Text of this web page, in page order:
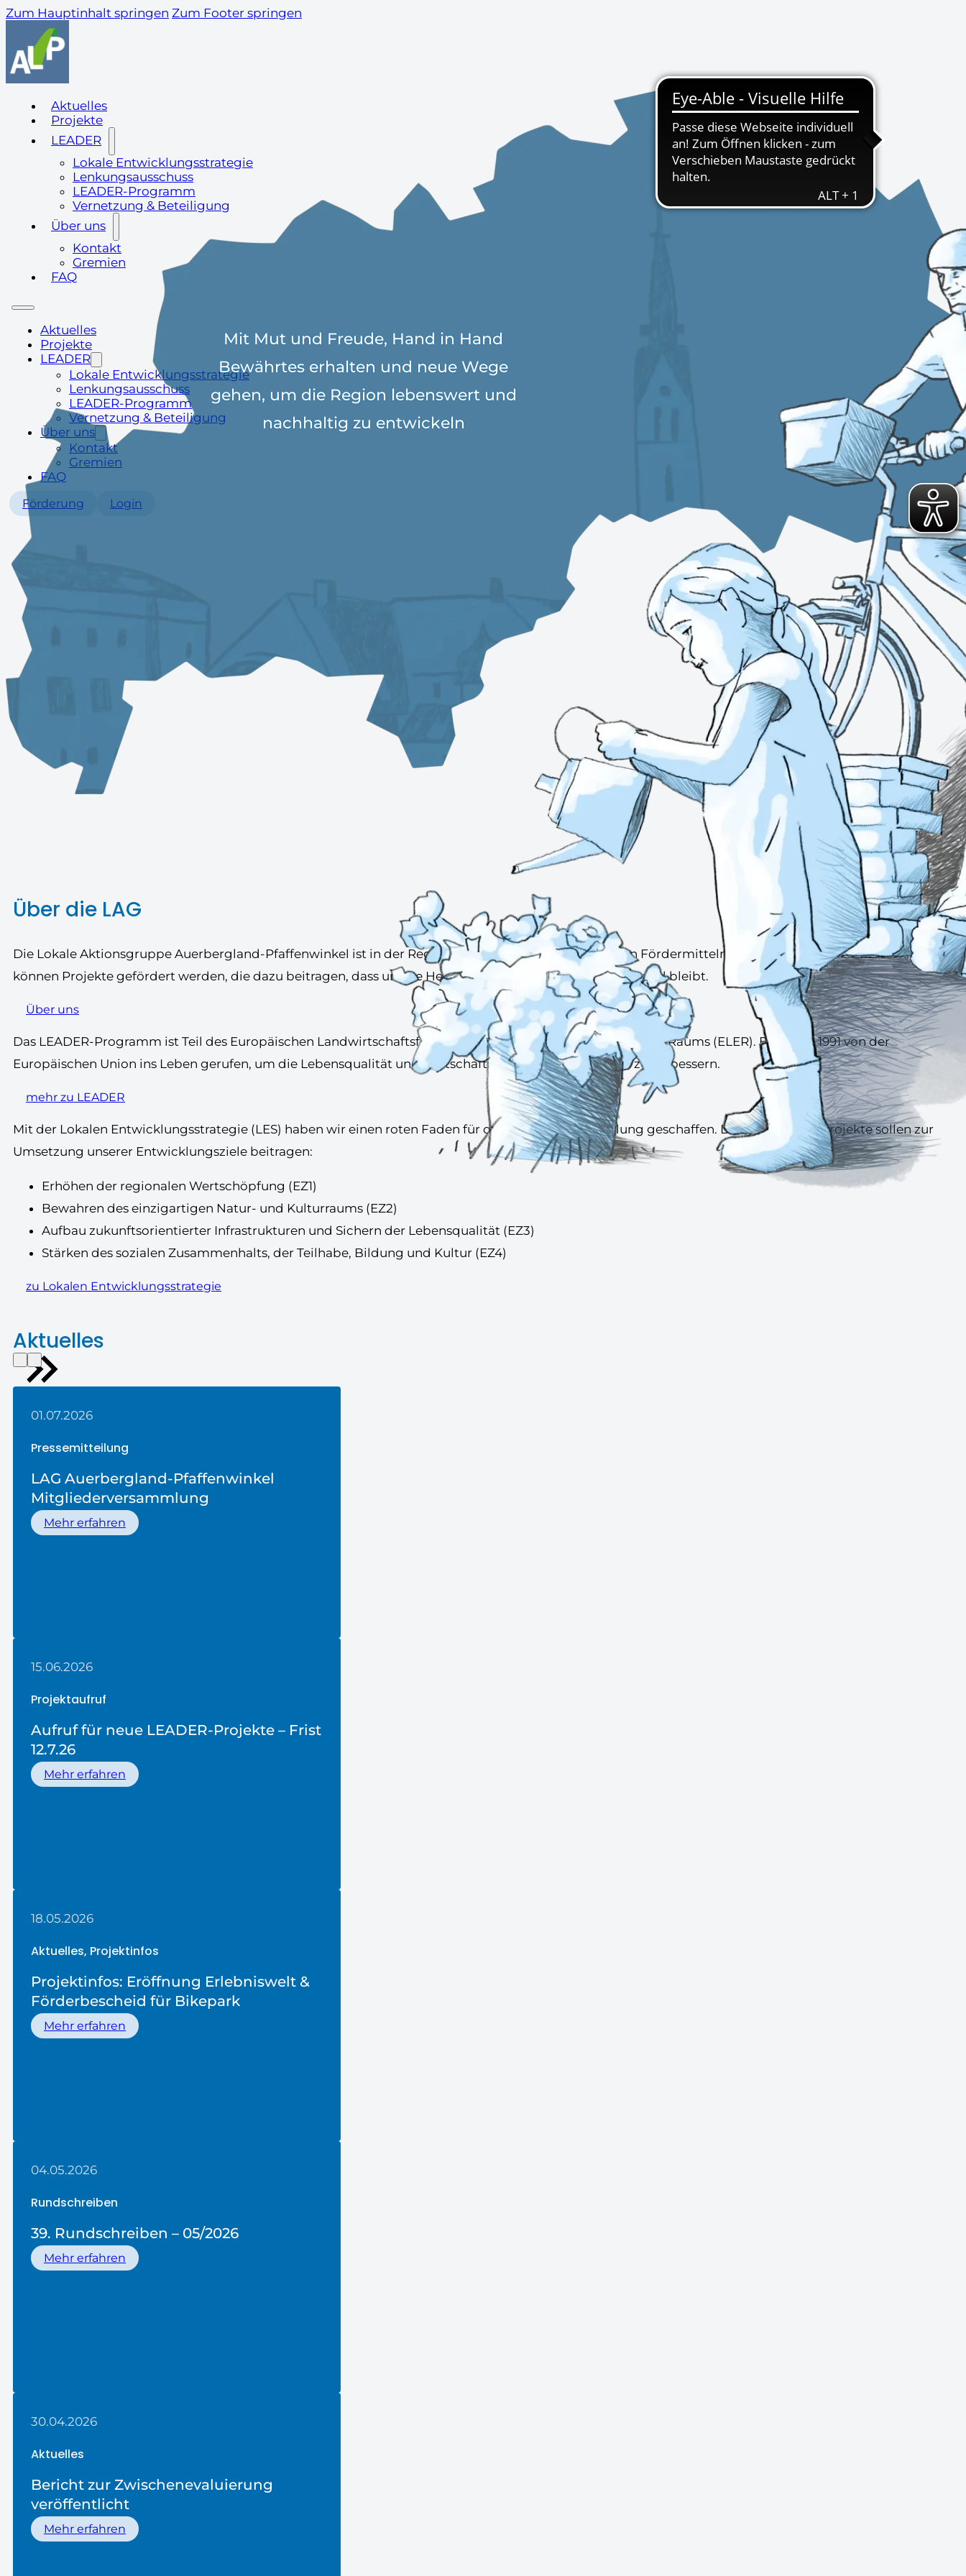
Zum Hauptinhalt springen Zum Footer springen
Aktuelles
Projekte
LEADER
Lokale Entwicklungsstrategie
Lenkungsausschuss
LEADER-Programm
Vernetzung & Beteiligung
Über uns
Kontakt
Gremien
FAQ
Aktuelles
Projekte
LEADER
Lokale Entwicklungsstrategie
Lenkungsausschuss
LEADER-Programm
Vernetzung & Beteiligung
Über uns
Kontakt
Gremien
FAQ
Förderung Login
Mit Mut und Freude, Hand in Hand
Bewährtes erhalten und neue Wege
gehen, um die Region lebenswert und
nachhaltig zu entwickeln
Über die LAG
Die Lokale Aktionsgruppe Auerbergland-Pfaffenwinkel ist in der Region zuständig für die Vergabe von Fördermitteln aus dem Programm LEADER. Damit
können Projekte gefördert werden, die dazu beitragen, dass unsere Heimat lebens- und liebenswert ist und bleibt.
Über uns
Das LEADER-Programm ist Teil des Europäischen Landwirtschaftsfonds für die Entwicklung des ländlichen Raums (ELER). Es wurde 1991 von der
Europäischen Union ins Leben gerufen, um die Lebensqualität und Wirtschaft in ländlichen Regionen zu verbessern.
mehr zu LEADER
Mit der Lokalen Entwicklungsstrategie (LES) haben wir einen roten Faden für die regionale Entwicklung geschaffen. Die geförderten Projekte sollen zur
Umsetzung unserer Entwicklungsziele beitragen:
Erhöhen der regionalen Wertschöpfung (EZ1)
Bewahren des einzigartigen Natur- und Kulturraums (EZ2)
Aufbau zukunftsorientierter Infrastrukturen und Sichern der Lebensqualität (EZ3)
Stärken des sozialen Zusammenhalts, der Teilhabe, Bildung und Kultur (EZ4)
zu Lokalen Entwicklungsstrategie
Aktuelles
01.07.2026
Pressemitteilung
LAG Auerbergland-Pfaffenwinkel
Mitgliederversammlung
Mehr erfahren
15.06.2026
Projektaufruf
Aufruf für neue LEADER-Projekte – Frist
12.7.26
Mehr erfahren
18.05.2026
Aktuelles, Projektinfos
Projektinfos: Eröffnung Erlebniswelt &
Förderbescheid für Bikepark
Mehr erfahren
04.05.2026
Rundschreiben
39. Rundschreiben – 05/2026
Mehr erfahren
30.04.2026
Aktuelles
Bericht zur Zwischenevaluierung
veröffentlicht
Mehr erfahren